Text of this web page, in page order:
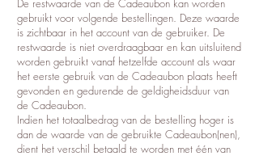
De restwaarde van de Cadeaubon kan worden
gebruikt voor volgende bestellingen. Deze waarde
is zichtbaar in het account van de gebruiker. De
restwaarde is niet overdraagbaar en kan uitsluitend
worden gebruikt vanaf hetzelfde account als waar
het eerste gebruik van de Cadeaubon plaats heeft
gevonden en gedurende de geldigheidsduur van
de Cadeaubon.
Indien het totaalbedrag van de bestelling hoger is
dan de waarde van de gebruikte Cadeaubon(nen),
dient het verschil betaald te worden met één van